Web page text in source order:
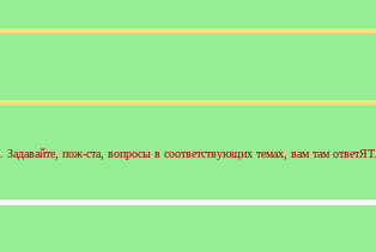
пож-ста, вопросы в соответствующих темах, вам там ответЯТ.